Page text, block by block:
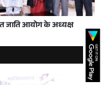
जाति आयोग के अध्यक्ष